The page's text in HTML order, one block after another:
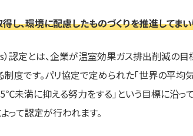
、環境に配慮したものづくりを推進してまい
認定とは、企業が温室効果ガス排出削減の目
制度です。パリ協定で定められた「世界の平
未満に抑える努力をする」という目標に沿っ
って認定が行われます。